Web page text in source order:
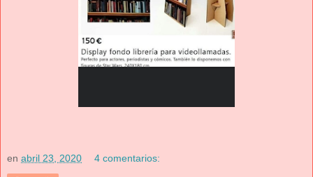
en abril 23, 2020 4 comentarios: